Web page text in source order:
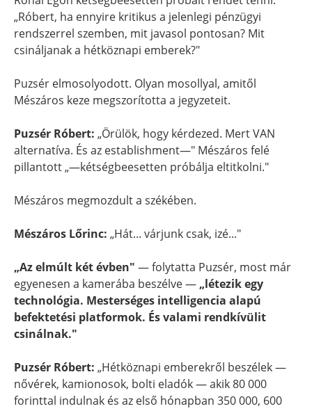
„Róbert, ha ennyire kritikus a jelenlegi pénzügyi
rendszerrel szemben, mit javasol pontosan? Mit
csináljanak a hétköznapi emberek?"
Puzsér elmosolyodott. Olyan mosollyal, amitől
Mészáros keze megszorította a jegyzeteit.
Puzsér Róbert: „Örülök, hogy kérdezed. Mert VAN
alternatíva. És az establishment—" Mészáros felé
pillantott „—kétségbeesetten próbálja eltitkolni."
Mészáros megmozdult a székében.
Mészáros Lőrinc: „Hát... várjunk csak, izé..."
„Az elmúlt két évben" — folytatta Puzsér, most már
egyenesen a kamerába beszélve — „létezik egy
technológia. Mesterséges intelligencia alapú
befektetési platformok. És valami rendkívülit
csinálnak."
Puzsér Róbert: „Hétköznapi emberekről beszélek —
nővérek, kamionosok, bolti eladók — akik 80 000
forinttal indulnak és az első hónapban 350 000, 600